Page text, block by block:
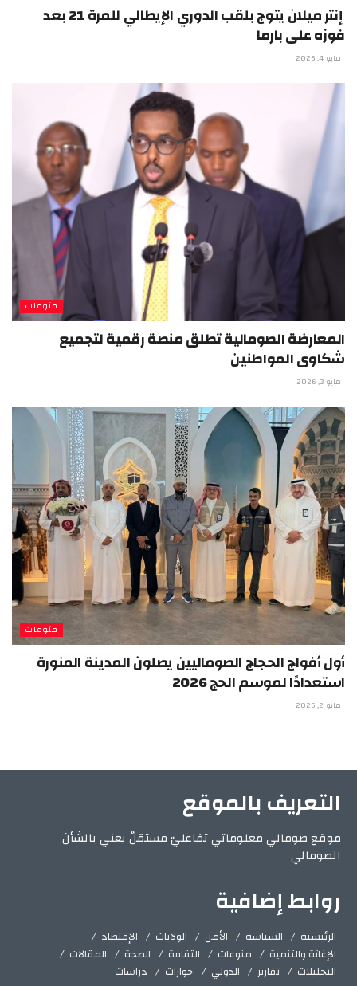
إنتر ميلان يتوج بلقب الدوري الإيطالي للمرة 21 بعد
فوزه على بارما
مايو 4, 2026
منوعات
المعارضة الصومالية تطلق منصة رقمية لتجميع
شكاوى المواطنين
مايو 3, 2026
منوعات
أول أفواج الحجاج الصوماليين يصلون المدينة المنورة
استعدادًا لموسم الحج 2026
مايو 2, 2026
التعريف بالموقع
موقع صومالي معلوماتي تفاعليّ مستقلّ يعني بالشأن
الصومالي
روابط إضافية
الرئيسية السياسة الأمن الولايات
الإقتصاد
الإغاثة والتنمية
منوعات الثقافة الصحة
المقالات
التحليلات
تقارير الدولي حوارات دراسات